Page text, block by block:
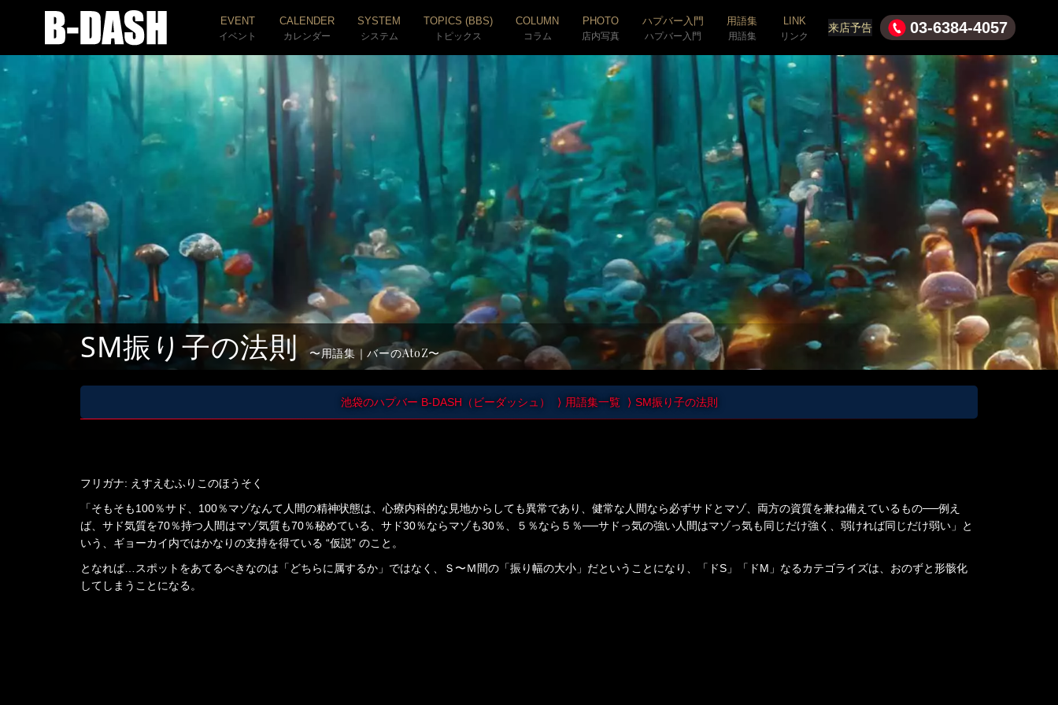
EVENT
イベント
CALENDER
カレンダー
SYSTEM
システム
TOPICS (BBS)
トピックス
COLUMN
コラム
PHOTO
店内写真
ハプバー入門
ハプバー入門
用語集
用語集
LINK
リンク
来店予告 03-6384-4057
SM振り子の法則 用語集｜バーのAtoZ
池袋のハプバー B-DASH（ビーダッシュ） 用語集一覧 SM振り子の法則
フリガナ: えすえむふりこのほうそく
「そもそも100％サド、100％マゾなんて人間の精神状態は、心療内科的な見地からしても異常であり、健常な人間なら必ずサドとマゾ、両方の資質を兼ね備えているもの──例え
ば、サド気質を70％持つ人間はマゾ気質も70％秘めている、サド30％ならマゾも30％、５％なら５％──サドっ気の強い人間はマゾっ気も同じだけ強く、弱ければ同じだけ弱い」と
いう、ギョーカイ内ではかなりの支持を得ている “仮説” のこと。
となれば…スポットをあてるべきなのは「どちらに属するか」ではなく、Ｓ〜Ｍ間の「振り幅の大小」だということになり、「ドS」「ドM」なるカテゴライズは、おのずと形骸化
してしまうことになる。